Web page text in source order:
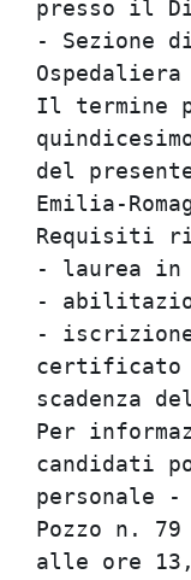
presso il
-
Il termine
del
-
-
-
Per
candidati
Pozzo n.
alle ore